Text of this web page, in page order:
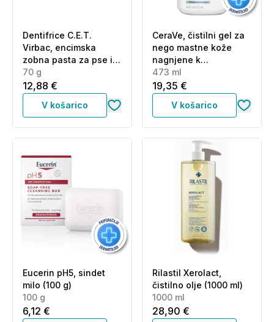
Dentifrice C.E.T.
Virbac, encimska
zobna pasta za pse in
mačke z okusom
perutnine (70 g)
70 g
12,88 €
V košarico
CeraVe, čistilni gel za
nego mastne kože
nagnjene k
nepravilnostim (473
ml)
473 ml
19,35 €
V košarico
Eucerin pH5, sindet
milo (100 g)
100 g
6,12 €
Rilastil Xerolact,
čistilno olje (1000 ml)
1000 ml
28,90 €